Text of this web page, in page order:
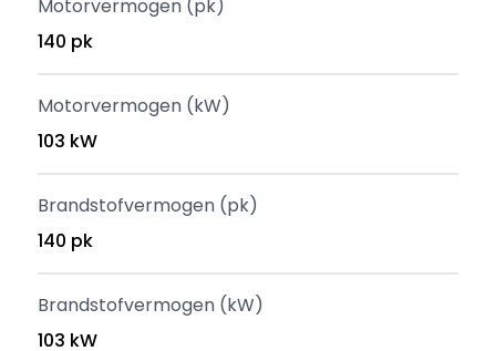
Motorvermogen (pk)
140 pk
Motorvermogen (kW)
103 kW
Brandstofvermogen (pk)
140 pk
Brandstofvermogen (kW)
103 kW